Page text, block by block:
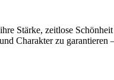
Stärke, zeitlose
Charakter zu